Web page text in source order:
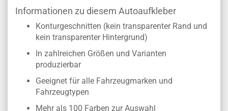
Informationen zu diesem Autoaufkleber
Konturgeschnitten (kein transparenter Rand und
kein transparenter Hintergrund)
In zahlreichen Größen und Varianten
produzierbar
Geeignet für alle Fahrzeugmarken und
Fahrzeugtypen
Mehr als 100 Farben zur Auswahl